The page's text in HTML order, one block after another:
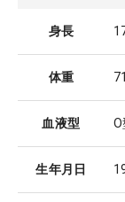
身長
体重
血液型 O
生年月日